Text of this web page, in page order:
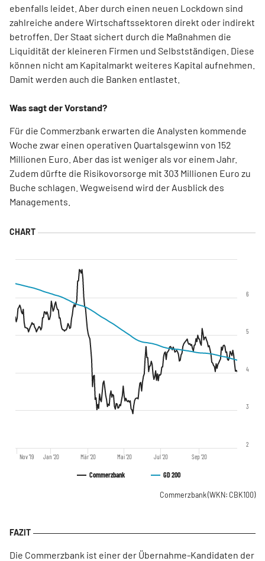
ebenfalls leidet. Aber durch einen neuen Lockdown sind
zahlreiche andere Wirtschaftssektoren direkt oder indirekt
betroffen. Der Staat sichert durch die Maßnahmen die
Liquidität der kleineren Firmen und Selbstständigen. Diese
können nicht am Kapitalmarkt weiteres Kapital aufnehmen.
Damit werden auch die Banken entlastet.
Was sagt der Vorstand?
Für die Commerzbank erwarten die Analysten kommende
Woche zwar einen operativen Quartalsgewinn von 152
Millionen Euro. Aber das ist weniger als vor einem Jahr.
Zudem dürfte die Risikovorsorge mit 303 Millionen Euro zu
Buche schlagen. Wegweisend wird der Ausblick des
Managements.
Commerzbank GD 200
Nov '19 Jan '20 Mär '20 Mai '20 Jul '20 Sep '20
2
3
4
5
6
Commerzbank(WKN: CBK100)
Die Commerzbank ist einer der Übernahme-Kandidaten der